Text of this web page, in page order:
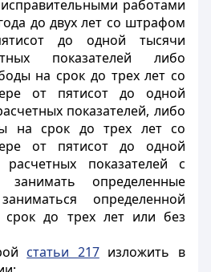
работами
до двух лет со штрафом
до одной тысячи
показателей либо
на срок до трех лет со
от пятисот до одной
показателей, либо
на срок до трех лет со
от пятисот до одной
показателей с
определенные
определенной
срок до трех лет или без
статьи 217изложить в